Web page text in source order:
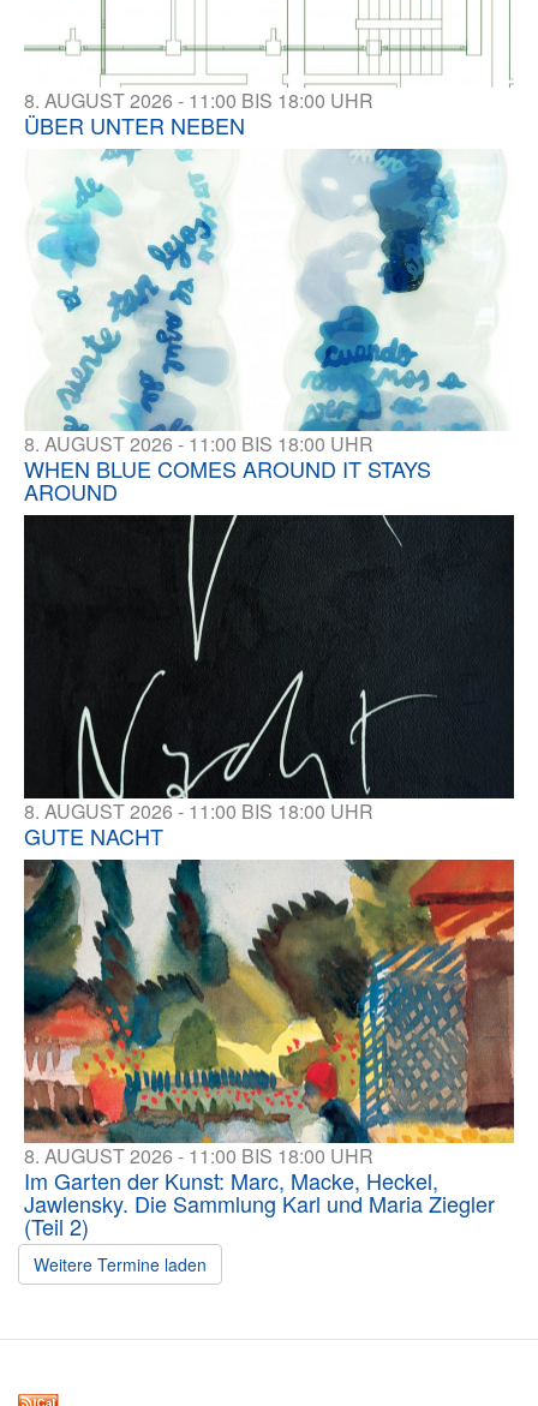
8. AUGUST 2026 - 11:00 BIS 18:00 UHR
ÜBER UNTER NEBEN
8. AUGUST 2026 - 11:00 BIS 18:00 UHR
WHEN BLUE COMES AROUND IT STAYS
AROUND
8. AUGUST 2026 - 11:00 BIS 18:00 UHR
GUTE NACHT
8. AUGUST 2026 - 11:00 BIS 18:00 UHR
Im Garten der Kunst: Marc, Macke, Heckel,
Jawlensky. Die Sammlung Karl und Maria Ziegler
(Teil 2)
Weitere Termine laden